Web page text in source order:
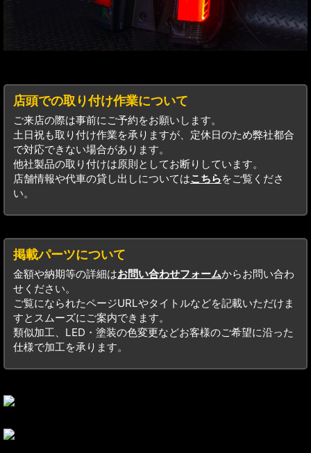
店頭での取り付け作業について
ご来店の際は事前にご予約をお願いします。
土日祝も取り付け作業を承りますが、定休日のため弊社都合
で対応できない場合があります。
他社製品の取り付けは原則としてお断りしています。
店舗情報や代車の貸し出しについてはこちらをご覧くださ
い。
掲載パーツについて
金額や納期等の詳細はお問い合わせフォームからお問い合わ
せください。
ご覧になられたページURLやタイトルなどを記載いただけま
すとスムーズにご案内できます。
類似加工、LED・塗装の色変更などお客様のご希望に沿った
仕様で加工を承ります。